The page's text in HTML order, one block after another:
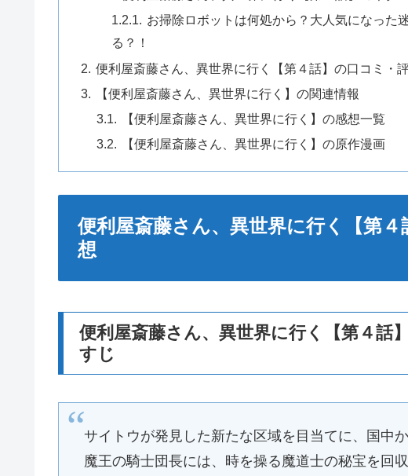
お掃除ロボットは何処から？大人気になった
る？！
便利屋斎藤さん、異世界に行く【第４話】の口コミ・
【便利屋斎藤さん、異世界に行く】の関連情報
【便利屋斎藤さん、異世界に行く】の感想一覧
【便利屋斎藤さん、異世界に行く】の原作漫画
便利屋斎藤さん、異世界に行く【第
想
便利屋斎藤さん、異世界に行く【第４話
すじ
サイトウが発見した新たな区域を目当てに、国中
魔王の騎士団長には、時を操る魔道士の秘宝を回